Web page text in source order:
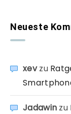
Neueste
xevzu
Jadawin zu